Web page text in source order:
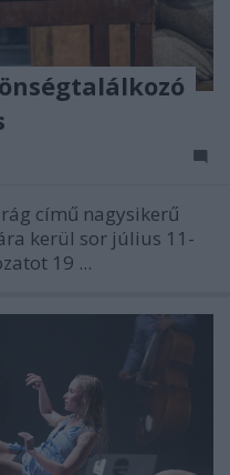
című nagysikerű
kerül sor július 11-
19 ...